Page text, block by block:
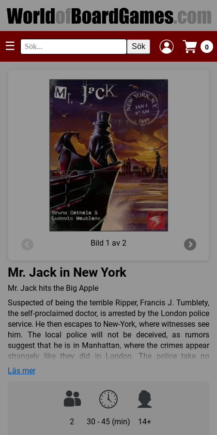
☰ Sök 0
Bild 1 av 2
Mr. Jack in New York
Mr. Jack hits the Big Apple
Suspected of being the terrible Ripper, Francis J. Tumblety,
the self-proclaimed doctor, is arrested by the London police
service. He then escapes to New-York, where witnesses see
him. The local police will not be deceived, as rumors
suggest that he is in Manhattan, where the crimes appear
strangely like they did in London. The police take no
chance and ask the most eminent people of the city to help
Investigate whether Francis J. Tumblety the real Mr. Jack,
or if it is someone else.
however it is recommend for a beginner to play Mr. Jack
Läs mer
2 30 - 45 (min) 14+